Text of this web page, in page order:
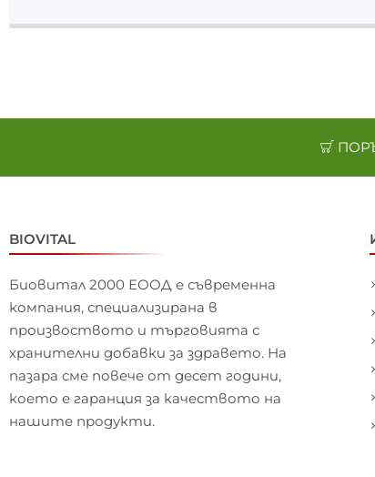
BIOVITAL
Биовитал 2000 ЕООД е съвременна
компания, специализирана в
произвоството и търговията с
хранителни добавки за здравето. На
пазара сме повече от десет години,
което е гаранция за качеството на
нашите продукти.